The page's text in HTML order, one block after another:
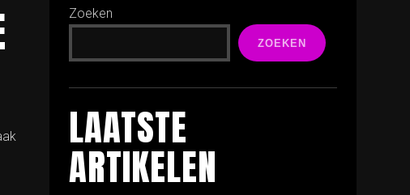
Zoeken
ZOEKEN
LAATSTE
ARTIKELEN